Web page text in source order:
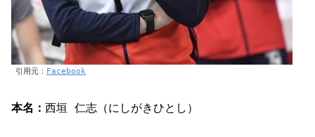
引用元： Facebook
本名： 西垣 仁志（にしがきひとし）